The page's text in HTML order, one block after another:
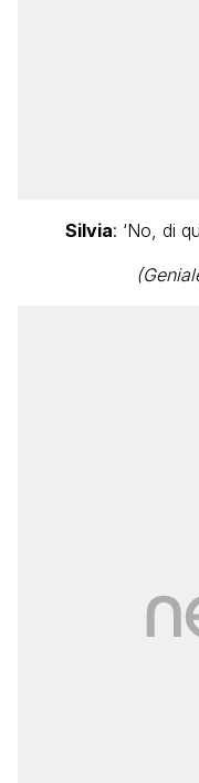
Silvia: ‘No, di